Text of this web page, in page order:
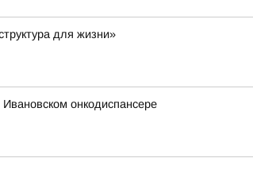
для жизни»
онкодиспансере